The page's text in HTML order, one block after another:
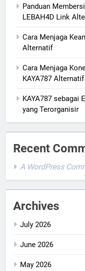
Panduan
LEBAH4D Link
Cara Menjaga
Alternatif
Cara Menjaga
KAYA787 Alternatif
KAYA787 sebagai
yang Terorganisir
Recent
A WordPress
Archives
July 2026
June 2026
May 2026